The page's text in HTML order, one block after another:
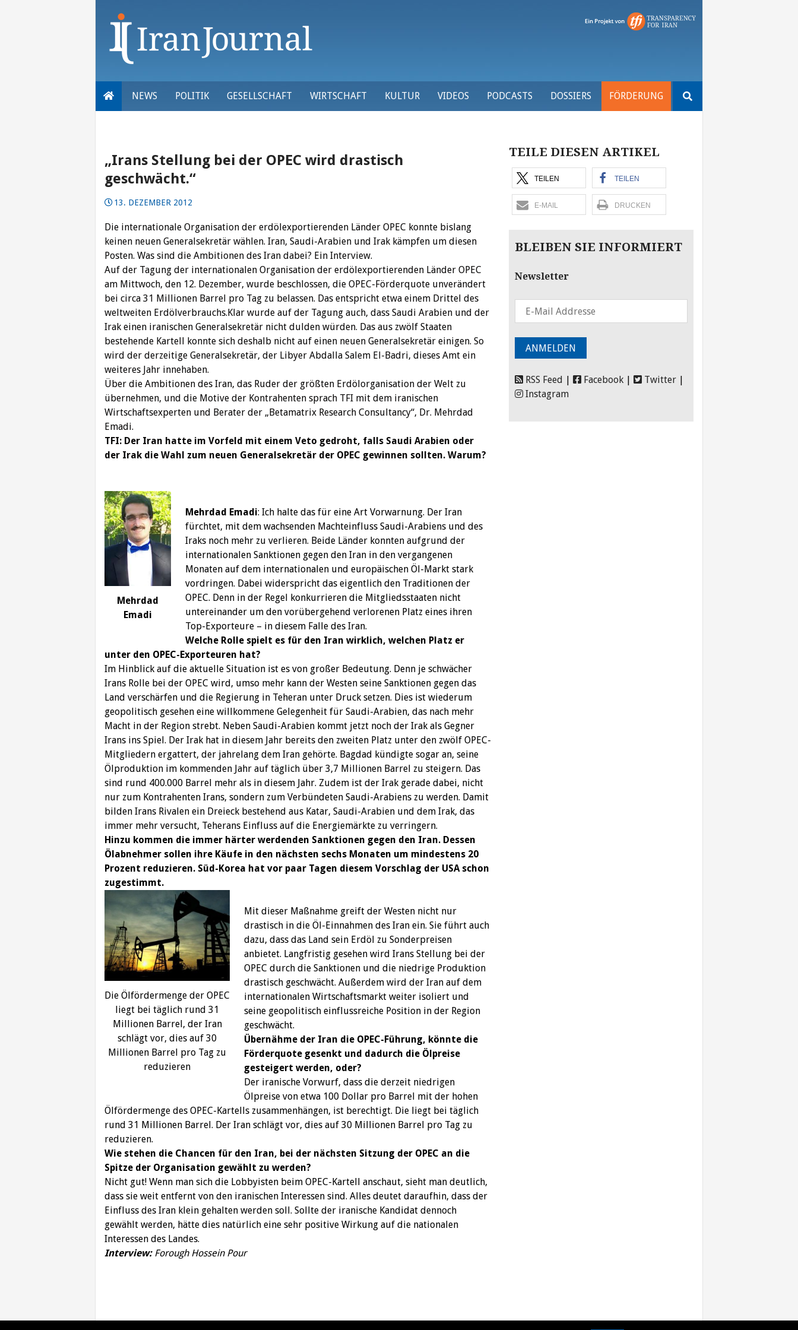
NEWS POLITIK GESELLSCHAFT WIRTSCHAFT KULTUR VIDEOS PODCASTS DOSSIERS FÖRDERUNG
nach:
„Irans Stellung bei der OPEC wird drastisch
geschwächt.“
13. DEZEMBER 2012
Die internationale Organisation der erdölexportierenden Länder OPEC konnte bislang
keinen neuen Generalsekretär wählen. Iran, Saudi-Arabien und Irak kämpfen um diesen
Posten. Was sind die Ambitionen des Iran dabei? Ein Interview.
Auf der Tagung der internationalen Organisation der erdölexportierenden Länder OPEC
am Mittwoch, den 12. Dezember, wurde beschlossen, die OPEC-Förderquote unverändert
bei circa 31 Millionen Barrel pro Tag zu belassen. Das entspricht etwa einem Drittel des
weltweiten Erdölverbrauchs.Klar wurde auf der Tagung auch, dass Saudi Arabien und der
Irak einen iranischen Generalsekretär nicht dulden würden. Das aus zwölf Staaten
bestehende Kartell konnte sich deshalb nicht auf einen neuen Generalsekretär einigen. So
wird der derzeitige Generalsekretär, der Libyer Abdalla Salem El-Badri, dieses Amt ein
weiteres Jahr innehaben.
Über die Ambitionen des Iran, das Ruder der größten Erdölorganisation der Welt zu
übernehmen, und die Motive der Kontrahenten sprach TFI mit dem iranischen
Wirtschaftsexperten und Berater der „Betamatrix Research Consultancy“, Dr. Mehrdad
Emadi.
TFI: Der Iran hatte im Vorfeld mit einem Veto gedroht, falls Saudi Arabien oder
der Irak die Wahl zum neuen Generalsekretär der OPEC gewinnen sollten. Warum?
Mehrdad
Emadi
Mehrdad Emadi: Ich halte das für eine Art Vorwarnung. Der Iran
fürchtet, mit dem wachsenden Machteinfluss Saudi-Arabiens und des
Iraks noch mehr zu verlieren. Beide Länder konnten aufgrund der
internationalen Sanktionen gegen den Iran in den vergangenen
Monaten auf dem internationalen und europäischen Öl-Markt stark
vordringen. Dabei widerspricht das eigentlich den Traditionen der
OPEC. Denn in der Regel konkurrieren die Mitgliedsstaaten nicht
untereinander um den vorübergehend verlorenen Platz eines ihren
Top-Exporteure – in diesem Falle des Iran.
Welche Rolle spielt es für den Iran wirklich, welchen Platz er
unter den OPEC-Exporteuren hat?
Im Hinblick auf die aktuelle Situation ist es von großer Bedeutung. Denn je schwächer
Irans Rolle bei der OPEC wird, umso mehr kann der Westen seine Sanktionen gegen das
Land verschärfen und die Regierung in Teheran unter Druck setzen. Dies ist wiederum
geopolitisch gesehen eine willkommene Gelegenheit für Saudi-Arabien, das nach mehr
Macht in der Region strebt. Neben Saudi-Arabien kommt jetzt noch der Irak als Gegner
Irans ins Spiel. Der Irak hat in diesem Jahr bereits den zweiten Platz unter den zwölf OPEC-
Mitgliedern ergattert, der jahrelang dem Iran gehörte. Bagdad kündigte sogar an, seine
Ölproduktion im kommenden Jahr auf täglich über 3,7 Millionen Barrel zu steigern. Das
sind rund 400.000 Barrel mehr als in diesem Jahr. Zudem ist der Irak gerade dabei, nicht
nur zum Kontrahenten Irans, sondern zum Verbündeten Saudi-Arabiens zu werden. Damit
bilden Irans Rivalen ein Dreieck bestehend aus Katar, Saudi-Arabien und dem Irak, das
immer mehr versucht, Teherans Einfluss auf die Energiemärkte zu verringern.
Hinzu kommen die immer härter werdenden Sanktionen gegen den Iran. Dessen
Ölabnehmer sollen ihre Käufe in den nächsten sechs Monaten um mindestens 20
Prozent reduzieren. Süd-Korea hat vor paar Tagen diesem Vorschlag der USA schon
zugestimmt.
Die Ölfördermenge der OPEC
liegt bei täglich rund 31
Millionen Barrel, der Iran
schlägt vor, dies auf 30
Millionen Barrel pro Tag zu
reduzieren
Mit dieser Maßnahme greift der Westen nicht nur
drastisch in die Öl-Einnahmen des Iran ein. Sie führt auch
dazu, dass das Land sein Erdöl zu Sonderpreisen
anbietet. Langfristig gesehen wird Irans Stellung bei der
OPEC durch die Sanktionen und die niedrige Produktion
drastisch geschwächt. Außerdem wird der Iran auf dem
internationalen Wirtschaftsmarkt weiter isoliert und
seine geopolitisch einflussreiche Position in der Region
geschwächt.
Übernähme der Iran die OPEC-Führung, könnte die
Förderquote gesenkt und dadurch die Ölpreise
gesteigert werden, oder?
Der iranische Vorwurf, dass die derzeit niedrigen
Ölpreise von etwa 100 Dollar pro Barrel mit der hohen
Ölfördermenge des OPEC-Kartells zusammenhängen, ist berechtigt. Die liegt bei täglich
rund 31 Millionen Barrel. Der Iran schlägt vor, dies auf 30 Millionen Barrel pro Tag zu
reduzieren.
Wie stehen die Chancen für den Iran, bei der nächsten Sitzung der OPEC an die
Spitze der Organisation gewählt zu werden?
Nicht gut! Wenn man sich die Lobbyisten beim OPEC-Kartell anschaut, sieht man deutlich,
dass sie weit entfernt von den iranischen Interessen sind. Alles deutet daraufhin, dass der
Einfluss des Iran klein gehalten werden soll. Sollte der iranische Kandidat dennoch
gewählt werden, hätte dies natürlich eine sehr positive Wirkung auf die nationalen
Interessen des Landes.
Interview:Forough Hossein Pour
TEILE DIESEN ARTIKEL
TEILEN TEILEN
E-MAIL DRUCKEN
BLEIBEN SIE INFORMIERT
Newsletter
RSS Feed Facebook Twitter
Instagram